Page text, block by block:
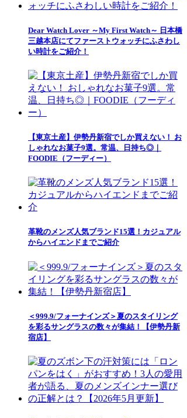
Dear Watch Lover ～My First Watch～ 日本橋
三越本店にてファーストウォッチにふさわし
い時計をご紹介！
【東京土産】伊勢丹新宿でしか買えない！ お
しゃれなお菓子9選。常温、日持ち◎｜
FOODIE（フーディー）
革靴のメンズ人気ブランド15選！カジュアル
からハイエンドまでご紹介
＜999.9/フォーナインズ＞夏のスタイリング
を彩るサングラスの数々が集結！【伊勢丹新
宿店】